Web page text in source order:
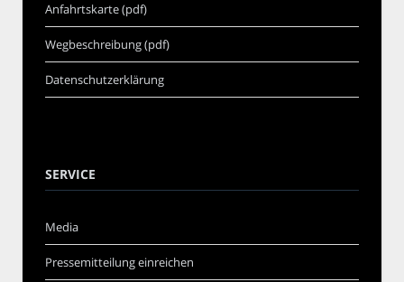
Anfahrtskarte (pdf)
Wegbeschreibung (pdf)
Datenschutzerklärung
SERVICE
Media
Pressemitteilung einreichen